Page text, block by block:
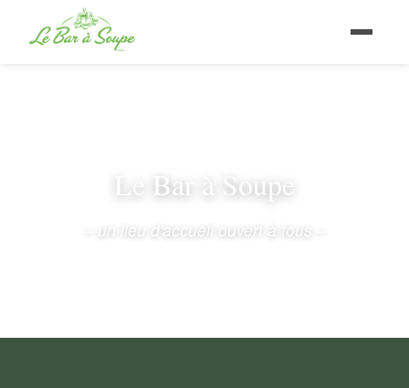
Le Bar à Soupe
– un lieu d'accueil ouvert à tous –